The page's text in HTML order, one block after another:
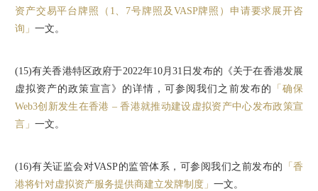
资产交易平台牌照（1、7号牌照及VASP牌照）申请要求展开咨
询」 一文。
(15)有关香港特区政府于2022年10月31日发布的《关于在香港发展
虚拟资产的政策宣言》的详情，可参阅我们之前发布的
「确保
Web3创新发生在香港 – 香港就推动建设虚拟资产中心发布政策宣
言」 一文。
(16)有关证监会对VASP的监管体系，可参阅我们之前发布的
「香
港将针对虚拟资产服务提供商建立发牌制度」 一文。